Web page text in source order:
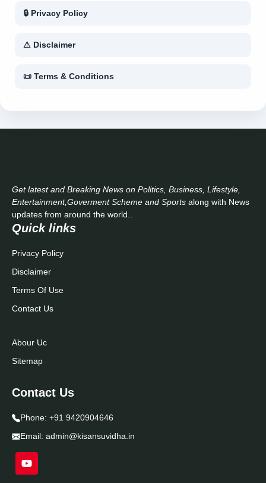
🔒 Privacy Policy
⚠ Disclaimer
📜 Terms & Conditions
Get latest and Breaking News on Politics, Business, Lifestyle,
Entertainment,Goverment Scheme and Sports along with News
updates from around the world..
Quick links
Privacy Policy
Disclaimer
Terms Of Use
Contact Us
Abour Uc
Sitemap
Contact Us
Phone: +91 9420904646
Email: admin@kisansuvidha.in